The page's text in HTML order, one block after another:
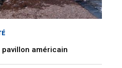
américain